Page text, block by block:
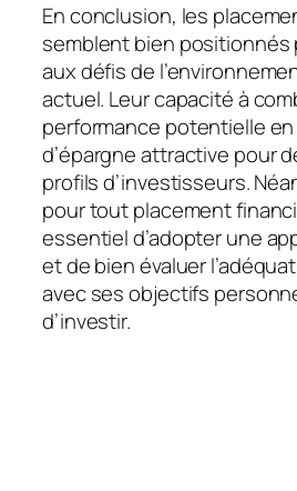
En conclusion, les
semblent bien positionnés
aux défis de
actuel. Leur capacité à
performance potentielle
d’épargne attractive pour
profils d’investisseurs.
pour tout placement
essentiel d’adopter une
et de bien évaluer
avec ses objectifs
d’investir.